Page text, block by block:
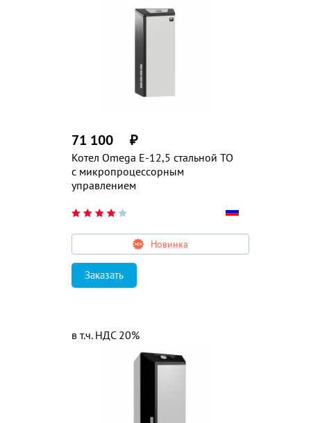
Котел Omega E-12,5 стальной ТО
с микропроцессорным
управлением
71 100 ₽
Новинка
Заказать
в т.ч. НДС 20%